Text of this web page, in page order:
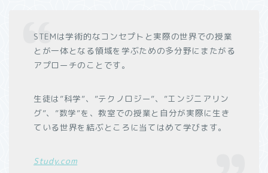
STEMは学術的なコンセプトと実際の世界での授業
とが一体となる領域を学ぶための多分野にまたがる
アプローチのことです。
生徒は”科学”、”テクノロジー”、”エンジニアリン
グ”、”数学”を、教室での授業と自分が実際に生き
ている世界を結ぶところに当てはめて学びます。
Study.com